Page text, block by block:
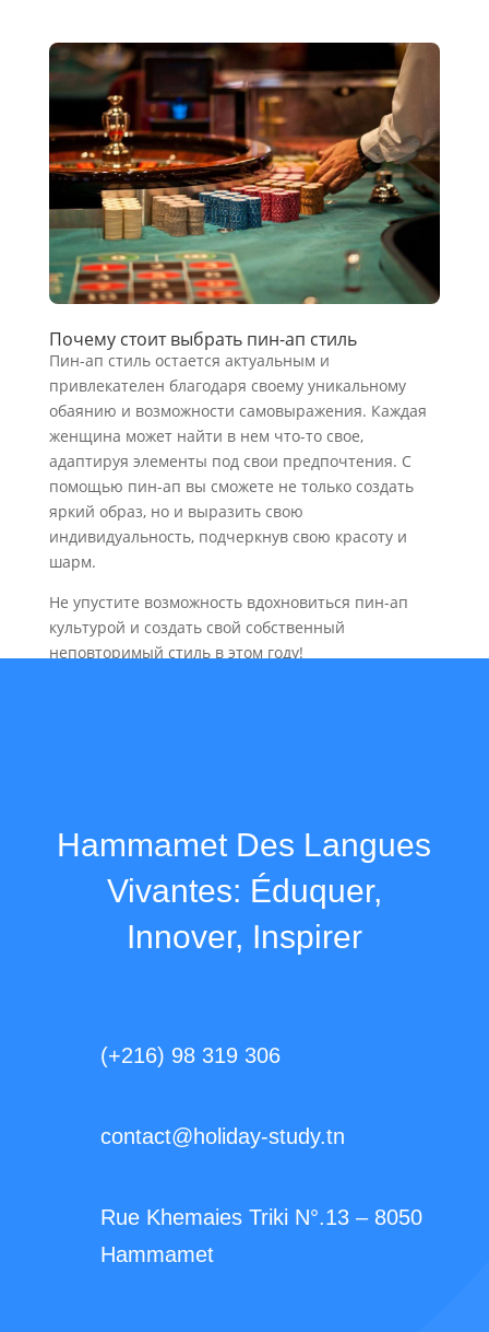
Почему стоит выбрать пин-ап стиль
Пин-ап стиль остается актуальным и
привлекателен благодаря своему уникальному
обаянию и возможности самовыражения. Каждая
женщина может найти в нем что-то свое,
адаптируя элементы под свои предпочтения. С
помощью пин-ап вы сможете не только создать
яркий образ, но и выразить свою
индивидуальность, подчеркнув свою красоту и
шарм.
Не упустите возможность вдохновиться пин-ап
культурой и создать свой собственный
неповторимый стиль в этом году!
Hammamet Des Langues
Vivantes: Éduquer,
Innover, Inspirer
(+216) 98 319 306
contact@holiday-study.tn
Rue Khemaies Triki N°.13 – 8050
Hammamet